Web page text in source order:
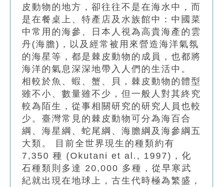
遊戲專區
教學應用
貓頭鷹博士
皮動物的地方，卻往往不是在海水中，而
是在餐桌上、特產店及水族館中：中國菜
中常用的海參、日本人視為高貴海產的雲
丹(海膽)，以及經常被用來營造海洋氣氛
的海星等，都是棘皮動物的成員，也都將
海洋的氣息深深地帶入人們的生活中。
相較於魚、蝦、蟹、貝，棘皮動物的體型
雖不小、數量雖不少，但一般人對其終究
較為陌生，從事相關研究的研究人員也較
少。臺灣常見的棘皮動物可分為海百合
綱、海星綱、蛇尾綱、海膽綱及海參綱五
大類。 目前全世界現生的種類約有
7,350 種 (Okutani et al., 1997)，化
石種類則多達 20,000 多種，從早寒武
紀就出現在地球上，古生代時極為繁盛，